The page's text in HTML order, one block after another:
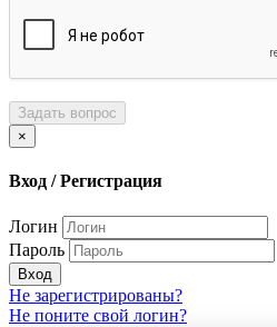
Задать вопрос
×
Вход / Регистрация
Логин
Пароль
Вход
Не зарегистрированы?
Не поните свой логин?